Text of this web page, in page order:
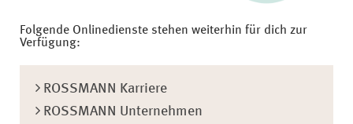
Folgende Onlinedienste stehen weiterhin für dich zur
Verfügung:
ROSSMANN Karriere
ROSSMANN Unternehmen